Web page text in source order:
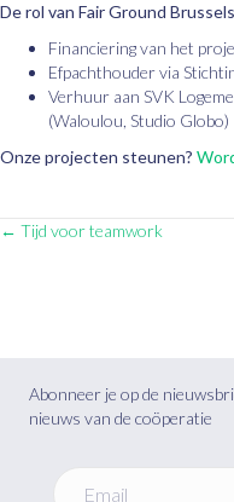
De rol van Fair Ground
Financiering van het
Efpachthouder via
Verhuur aan SVK
(Waloulou, Studio Globo)
Onze projecten steunen?
Posts
← Tijd voor teamwork
Abonneer je op de
nieuws van de coöperatie